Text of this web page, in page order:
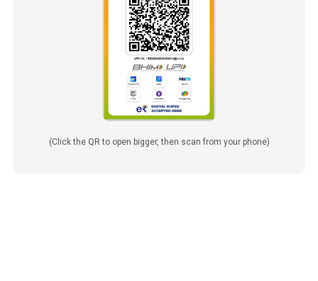
(Click the QR to open bigger, then scan from your phone)